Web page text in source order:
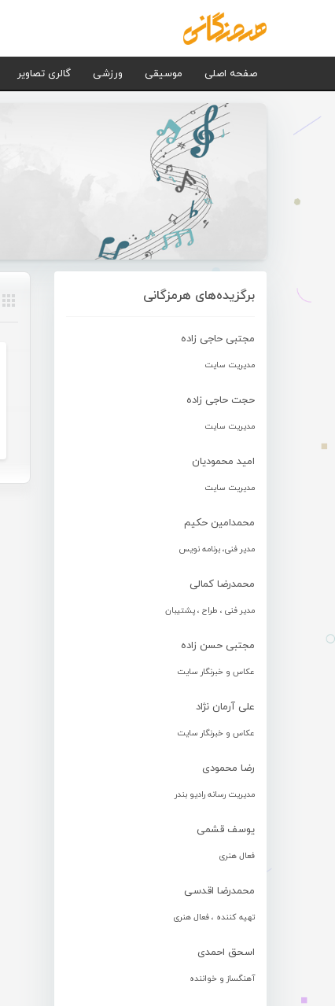
صفحه اصلی موسیقی ورزشی گالری تصاویر
برگزیده‌های هرمزگانی
مجتبی حاجی زاده
مدیریت سایت
حجت حاجی زاده
مدیریت سایت
امید محمودیان
مدیریت سایت
محمدامین حکیم
مدیر فنی، برنامه نویس
محمدرضا کمالی
مدیر فنی ، طراح ، پشتیبان
مجتبی حسن زاده
عکاس و خبرنگار سایت
علی آرمان نژاد
عکاس و خبرنگار سایت
رضا محمودی
مدیریت رسانه رادیو بندر
یوسف قشمی
فعال هنری
محمدرضا اقدسی
تهیه کننده ، فعال هنری
اسحق احمدی
آهنگساز و خواننده